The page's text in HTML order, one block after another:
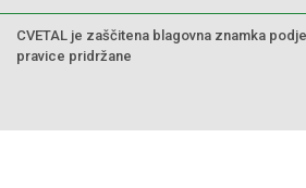
CVETAL je zaščitena blagovna znamka
pravice pridržane